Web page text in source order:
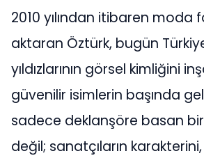
2010 yılından itibaren moda
aktaran Öztürk, bugün
yıldızlarının görsel kimliğini
güvenilir isimlerin başında
sadece deklanşöre basan
değil; sanatçıların